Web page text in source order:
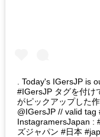
. Today's IGersJP is
#IGersJP タグを付け
がピックアップした
@IGersJP // valid
InstagramersJapan :
ズジャパン #日本